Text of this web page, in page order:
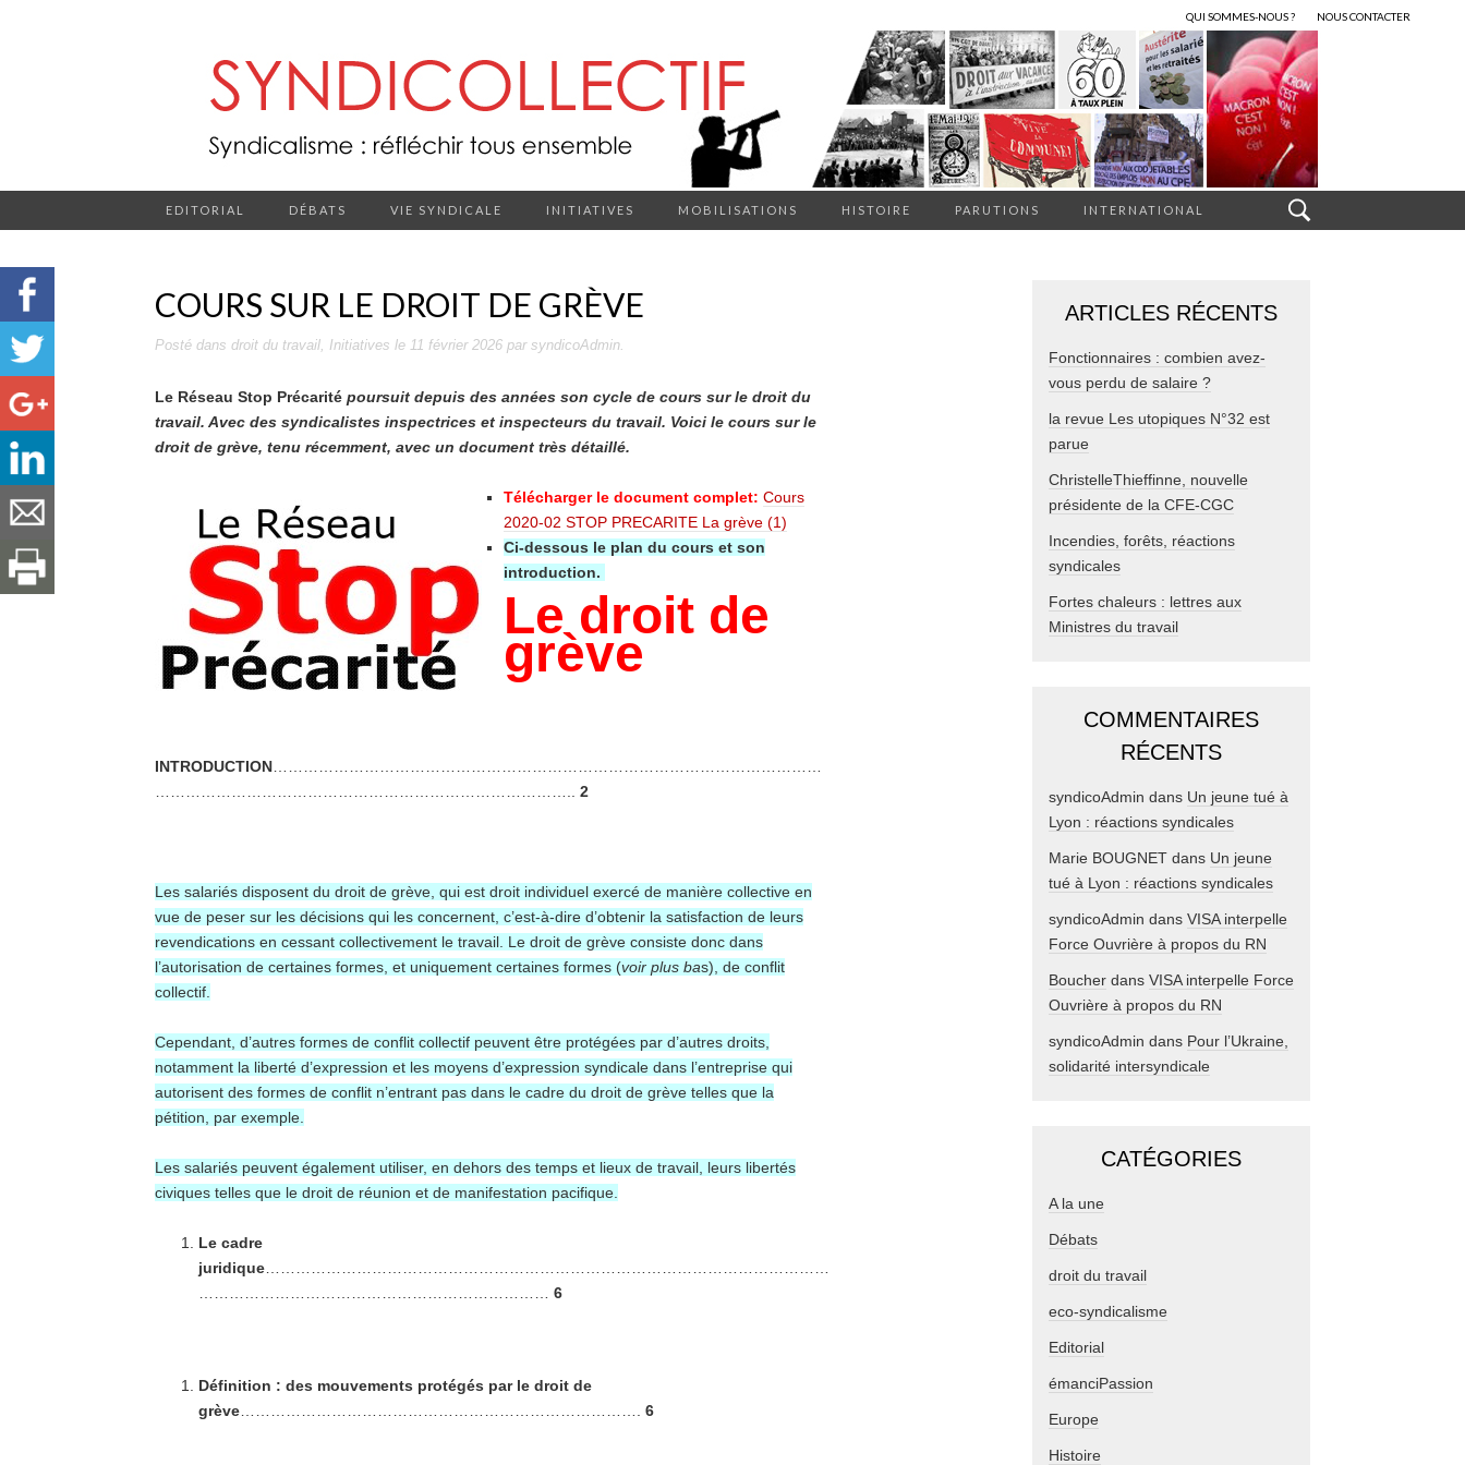
QUI SOMMES-NOUS ? NOUS CONTACTER
EDITORIAL DÉBATS VIE SYNDICALE INITIATIVES MOBILISATIONS HISTOIRE PARUTIONS INTERNATIONAL
COURS SUR LE DROIT DE GRÈVE
Posté dans droit du travail, Initiatives le 11 février 2026 par syndicoAdmin.
Le Réseau Stop Précarité poursuit depuis des années son cycle de cours sur le droit du
travail. Avec des syndicalistes inspectrices et inspecteurs du travail. Voici le cours sur le
droit de grève, tenu récemment, avec un document très détaillé.
Télécharger le document complet: Cours
2020-02 STOP PRECARITE La grève (1)
Ci-dessous le plan du cours et son
introduction.
Le droit de
grève
INTRODUCTION
2
Les salariés disposent du droit de grève, qui est droit individuel exercé de manière collective en
vue de peser sur les décisions qui les concernent, c’est-à-dire d’obtenir la satisfaction de leurs
revendications en cessant collectivement le travail. Le droit de grève consiste donc dans
l’autorisation de certaines formes, et uniquement certaines formes (voir plus bas), de conflit
collectif.
Cependant, d’autres formes de conflit collectif peuvent être protégées par d’autres droits,
notamment la liberté d’expression et les moyens d’expression syndicale dans l’entreprise qui
autorisent des formes de conflit n’entrant pas dans le cadre du droit de grève telles que la
pétition, par exemple.
Les salariés peuvent également utiliser, en dehors des temps et lieux de travail, leurs libertés
civiques telles que le droit de réunion et de manifestation pacifique.
Le cadre
juridique
6
Définition : des mouvements protégés par le droit de
grève
6
ARTICLES RÉCENTS
Fonctionnaires : combien avez-
vous perdu de salaire ?
la revue Les utopiques N°32 est
parue
ChristelleThieffinne, nouvelle
présidente de la CFE-CGC
Incendies, forêts, réactions
syndicales
Fortes chaleurs : lettres aux
Ministres du travail
COMMENTAIRES
RÉCENTS
syndicoAdmin dans Un jeune tué à
Lyon : réactions syndicales
Marie BOUGNET dans Un jeune
tué à Lyon : réactions syndicales
syndicoAdmin dans VISA interpelle
Force Ouvrière à propos du RN
Boucher dans VISA interpelle Force
Ouvrière à propos du RN
syndicoAdmin dans Pour l’Ukraine,
solidarité intersyndicale
CATÉGORIES
A la une
Débats
droit du travail
eco-syndicalisme
Editorial
émanciPassion
Europe
Histoire